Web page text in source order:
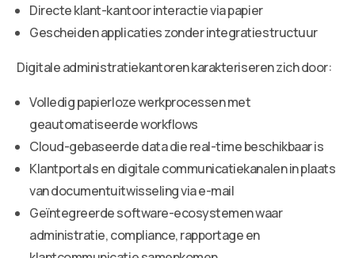
Directe klant-kantoor interactie via papier
Gescheiden applicaties zonder integratiestructuur
Digitale administratiekantoren karakteriseren zich door:
Volledig papierloze werkprocessen met
geautomatiseerde workflows
Cloud-gebaseerde data die real-time beschikbaar is
Klantportals en digitale communicatiekanalen in plaats
van documentuitwisseling via e-mail
Geïntegreerde software-ecosystemen waar
administratie, compliance, rapportage en